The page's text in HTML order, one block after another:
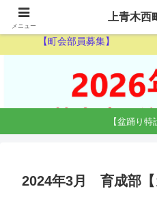
【ゴミ収集カレンダー】
【町会部員募集】
【盆踊り特
2024年3月 育成部【
メニュー
上青木